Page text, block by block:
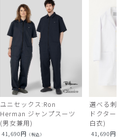
ユニセックス:Ron
Herman ジャンプスーツ
(男女兼用)
41,690円 （税込）
選べる刺
ドクター
白衣)
41,690円